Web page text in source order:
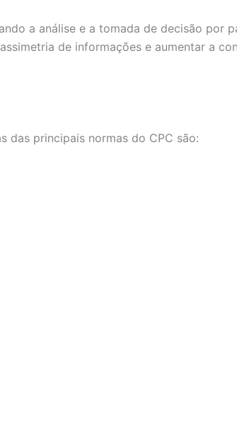
a análise e a tomada de decisão por
de informações e aumentar a
das principais normas do CPC são: